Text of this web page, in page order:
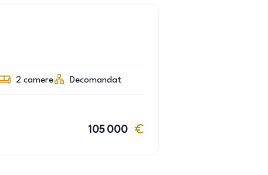
2 camere Decomandat
105 000